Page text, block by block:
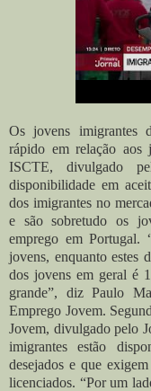
Os jovens imigrantes
rápido em relação aos
ISCTE, divulgado
disponibilidade em
dos imigrantes no
e são sobretudo os
emprego em Portugal.
jovens, enquanto estes
dos jovens em geral é
grande”, diz Paulo
Emprego Jovem.
Jovem, divulgado pelo
imigrantes estão
desejados e que
licenciados. “Por um